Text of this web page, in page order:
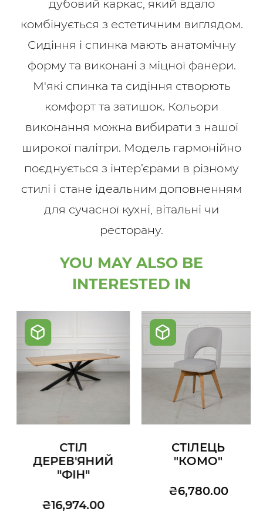
дубовий каркас, який вдало
комбінується з естетичним виглядом.
Сидіння і спинка мають анатомічну
форму та виконані з міцної фанери.
М'які спинка та сидіння створють
комфорт та затишок. Кольори
виконання можна вибирати з нашої
широкої палітри. Модель гармонійно
поєднується з інтер’єрами в різному
стилі і стане ідеальним доповненням
для сучасної кухні, вітальні чи
ресторану.
YOU MAY ALSO BE
INTERESTED IN
СТІЛ
ДЕРЕВ'ЯНИЙ
"ФІН"
₴16,974.00
СТІЛЕЦЬ
"КОМО"
₴6,780.00